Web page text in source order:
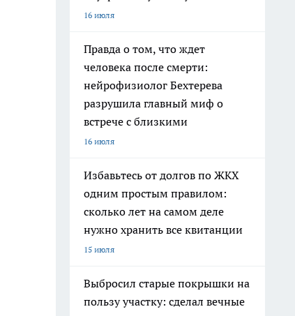
16 июля
Правда о том, что ждет
человека после смерти:
нейрофизиолог Бехтерева
разрушила главный миф о
встрече с близкими
16 июля
Избавьтесь от долгов по ЖКХ
одним простым правилом:
сколько лет на самом деле
нужно хранить все квитанции
15 июля
Выбросил старые покрышки на
пользу участку: сделал вечные